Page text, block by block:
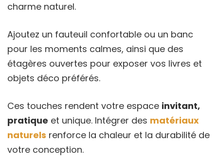
charme naturel.
Ajoutez un fauteuil confortable ou un banc
pour les moments calmes, ainsi que des
étagères ouvertes pour exposer vos livres et
objets déco préférés.
Ces touches rendent votre espace invitant,
pratique et unique. Intégrer des matériaux
naturels renforce la chaleur et la durabilité de
votre conception.